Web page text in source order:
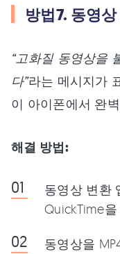
방법7. 동영
“고화질 동영상을
다”라는 메시지가
이 아이폰에서 완
해결 방법:
동영상 변환
QuickTime을
동영상을